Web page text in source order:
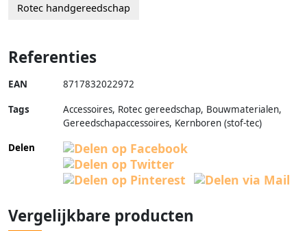
Rotec handgereedschap
Referenties
EAN 8717832022972
Tags
Accessoires, Rotec gereedschap, Bouwmaterialen,
Gereedschapaccessoires, Kernboren (stof-tec)
Delen
Vergelijkbare producten